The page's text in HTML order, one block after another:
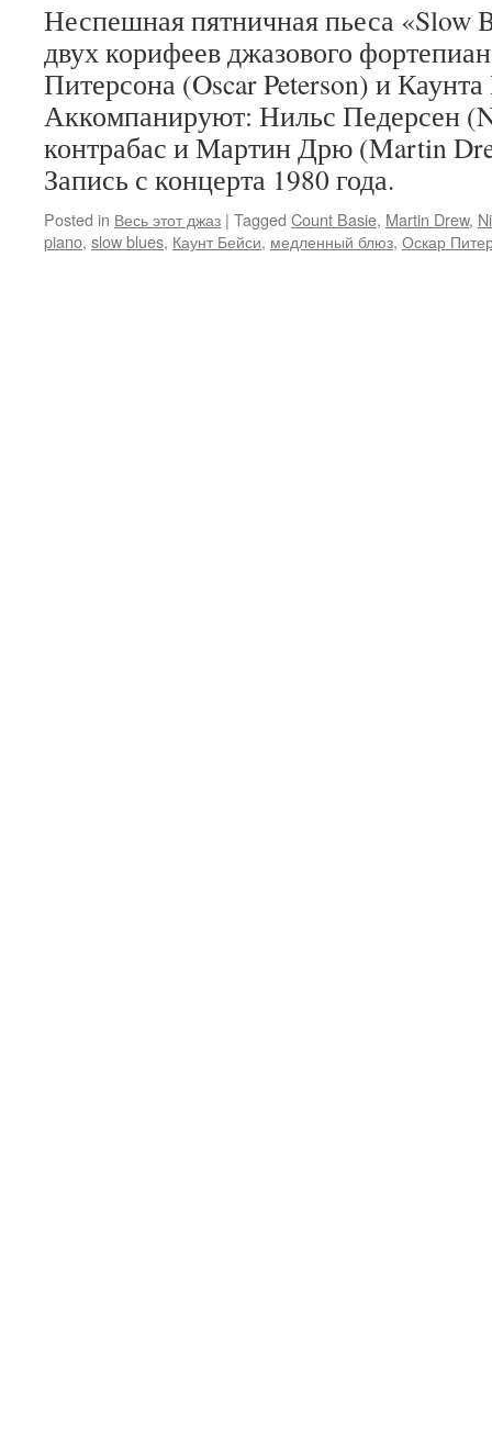
Неспешная пятничная пьеса «Slow
двух корифеев джазового
Питерсона (Oscar Peterson) и
Аккомпанируют: Нильс Педерсен
контрабас и Мартин Дрю (Martin
Запись с концерта 1980 года.
Posted in Весь этот джаз | Tagged Count Basie, Martin Drew,
piano, slow blues, Каунт Бейси, медленный блюз, Оскар